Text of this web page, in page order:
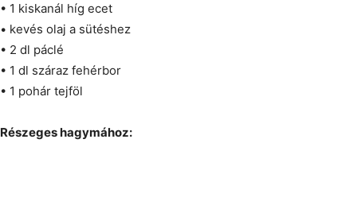
• 1 kiskanál híg ecet
• kevés olaj a sütéshez
• 2 dl páclé
• 1 dl száraz fehérbor
• 1 pohár tejföl
Részeges hagymához: